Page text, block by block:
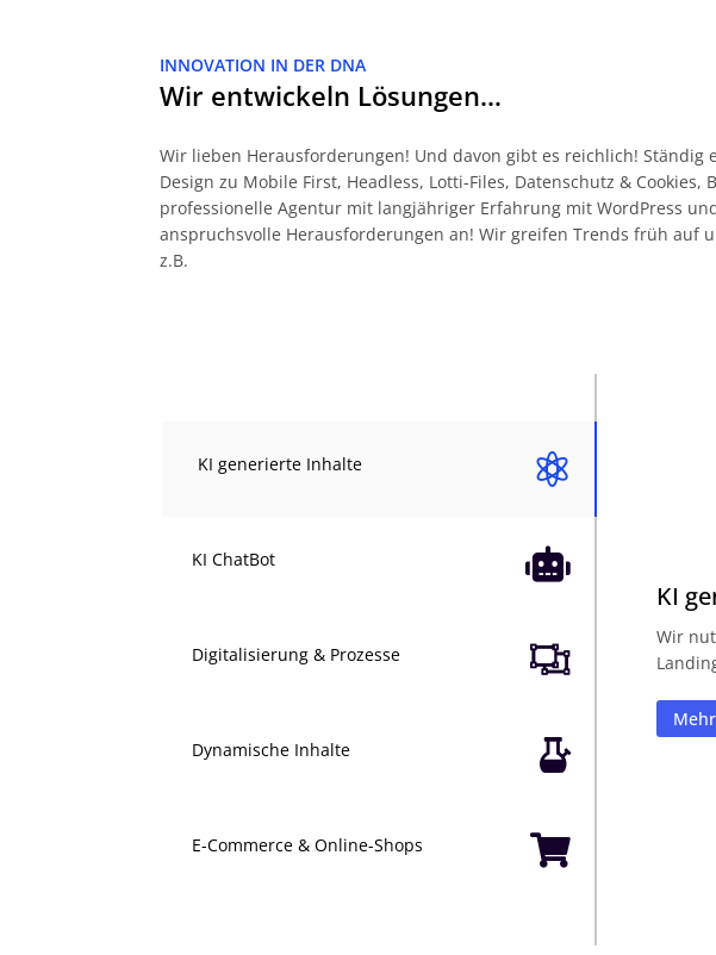
INNOVATION IN DER DNA
Wir entwickeln Lösungen…
Wir lieben Herausforderungen! Und davon gibt es reichlich! Ständig
Design zu Mobile First, Headless, Lotti-Files, Datenschutz &
professionelle Agentur mit langjähriger Erfahrung mit WordPress
anspruchsvolle Herausforderungen an! Wir greifen Trends früh auf
z.B.

KI generierte Inhalte

KI ChatBot

Digitalisierung & Prozesse

Dynamische Inhalte

E-Commerce & Online-Shops
KI
Wir